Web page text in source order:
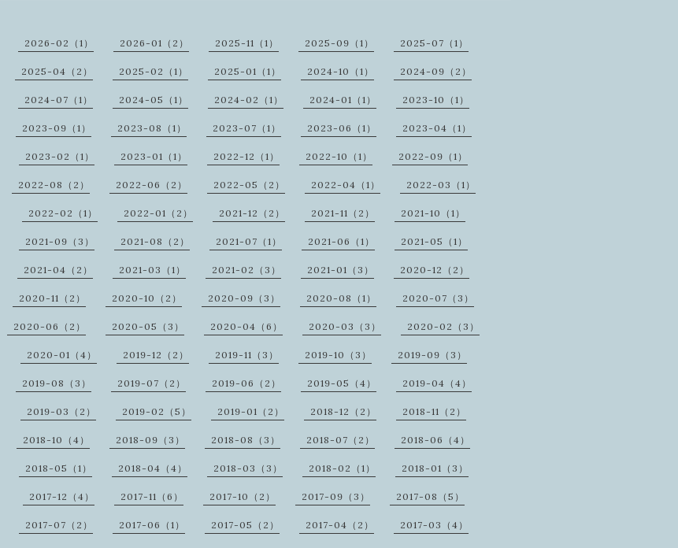
2026-02（1） 2026-01（2） 2025-11（1） 2025-09（1） 2025-07（1）
2025-04（2） 2025-02（1） 2025-01（1） 2024-10（1） 2024-09（2）
2024-07（1） 2024-05（1） 2024-02（1） 2024-01（1） 2023-10（1）
2023-09（1） 2023-08（1） 2023-07（1） 2023-06（1） 2023-04（1）
2023-02（1） 2023-01（1） 2022-12（1） 2022-10（1） 2022-09（1）
2022-08（2） 2022-06（2） 2022-05（2） 2022-04（1） 2022-03（1）
2022-02（1） 2022-01（2） 2021-12（2） 2021-11（2） 2021-10（1）
2021-09（3） 2021-08（2） 2021-07（1） 2021-06（1） 2021-05（1）
2021-04（2） 2021-03（1） 2021-02（3） 2021-01（3） 2020-12（2）
2020-11（2） 2020-10（2） 2020-09（3） 2020-08（1） 2020-07（3）
2020-06（2） 2020-05（3） 2020-04（6） 2020-03（3） 2020-02（3）
2020-01（4） 2019-12（2） 2019-11（3） 2019-10（3） 2019-09（3）
2019-08（3） 2019-07（2） 2019-06（2） 2019-05（4） 2019-04（4）
2019-03（2） 2019-02（5） 2019-01（2） 2018-12（2） 2018-11（2）
2018-10（4） 2018-09（3） 2018-08（3） 2018-07（2） 2018-06（4）
2018-05（1） 2018-04（4） 2018-03（3） 2018-02（1） 2018-01（3）
2017-12（4） 2017-11（6） 2017-10（2） 2017-09（3） 2017-08（5）
2017-07（2） 2017-06（1） 2017-05（2） 2017-04（2） 2017-03（4）